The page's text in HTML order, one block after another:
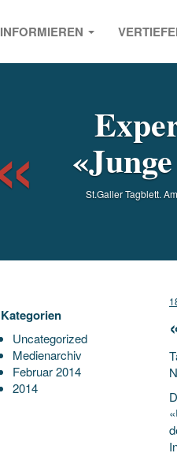
INFORMIEREN
St.Galler Tagblett.
Kategorien
Uncategorized
Medienarchiv
Februar 2014
2014